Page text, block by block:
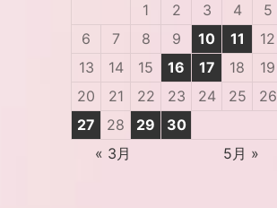
1
2 3 4
5
6
7 8 9 10 11
12
13
14 15 16 17 18
19
20
21 22 23 24 25
26
27
28 29
30
« 3月
5月 »